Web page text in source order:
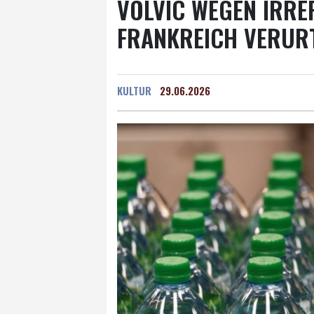
VOLVIC WEGEN
FRANKREICH
KULTUR 29.06.2026